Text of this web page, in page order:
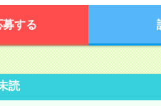
募する
読